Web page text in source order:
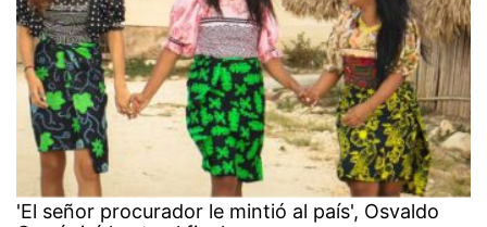
'El señor procurador le mintió al país', Osvaldo